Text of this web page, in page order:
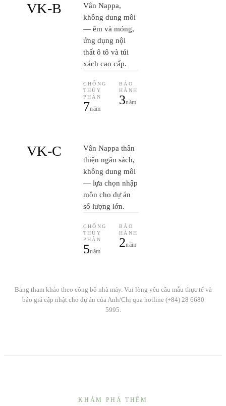
VK-B
Vân Nappa,
không dung môi
— êm và mỏng,
ứng dụng nội
thất ô tô và túi
xách cao cấp.
CHỐNG
THỦY
PHÂN
7năm
BẢO
HÀNH
3năm
VK-C
Vân Nappa thân
thiện ngân sách,
không dung môi
— lựa chọn nhập
môn cho dự án
số lượng lớn.
CHỐNG
THỦY
PHÂN
5năm
BẢO
HÀNH
2năm
Bảng tham khảo theo công bố nhà máy. Vui lòng yêu cầu mẫu thực tế và
báo giá cập nhật cho dự án của Anh/Chị qua hotline (+84) 28 6680
5995.
KHÁM PHÁ THÊM